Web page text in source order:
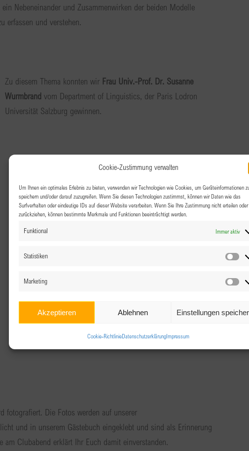
Cookie-Zustimmung verwalten
Um Ihnen ein optimales Erlebnis zu bieten, verwenden wir Technologien wie Cookies, um Geräteinformationen
speichern und/oder darauf zuzugreifen. Wenn Sie diesen Technologien zustimmst, können wir Daten wie das
Surfverhalten oder eindeutige IDs auf dieser Website verarbeiten. Wenn Sie Ihre Zustimmung nicht erteilen oder
zurückziehen, können bestimmte Merkmale und Funktionen beeinträchtigt werden.
Funktional Immer aktiv
Statistiken
Marketing
Akzeptieren Ablehnen Einstellungen
Cookie-RichtlinieDatenschutzerklärungImpressum
Nebeneinander und Zusammenwirken der beiden Modelle
erfassen und verstehen.
Zu diesem Thema konnten wir Frau Univ.-Prof. Dr. Susanne
Wurmbrand vom Department of Linguistics, der Paris Lodron
Universität Salzburg gewinnen.
fotografiert. Die Fotos werden auf unserer
und in unserem Gästebuch eingeklebt und sind als Erinnerung
Clubabend erklärt Ihr Euch damit einverstanden.